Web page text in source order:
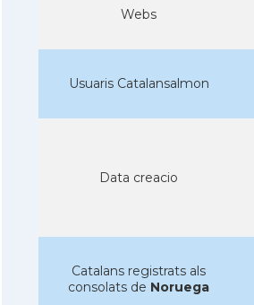
Webs
Usuaris Catalansalmon
Data creacio
Catalans registrats als
consolats de Noruega